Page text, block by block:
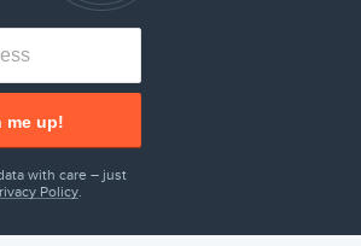
me up!
with care – just
Policy.